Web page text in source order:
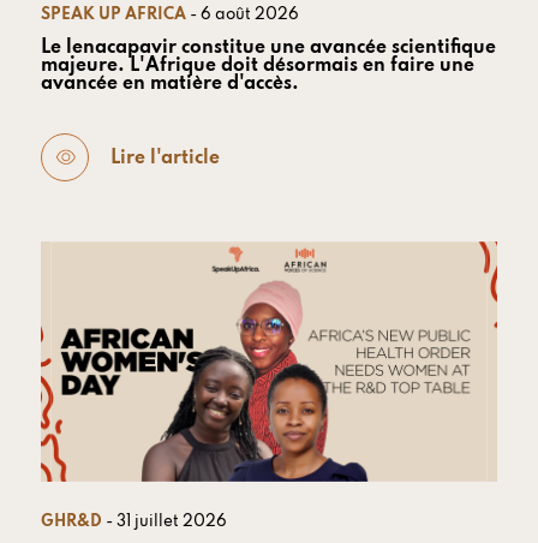
SPEAK UP AFRICA - 6 août 2026
Le lenacapavir constitue une avancée scientifique
majeure. L'Afrique doit désormais en faire une
avancée en matière d'accès.
Lire l'article
GHR&D - 31 juillet 2026